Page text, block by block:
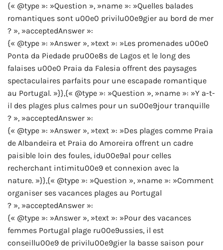
{« @type »: »Question », »name »: »Quelles balades
romantiques sont u00e0 privilu00e9gier au bord de mer
? », »acceptedAnswer »:
{« @type »: »Answer », »text »: »Les promenades u00e0
Ponta da Piedade pru00e8s de Lagos et le long des
falaises u00e0 Praia da Falesia offrent des paysages
spectaculaires parfaits pour une escapade romantique
au Portugal. »}},{« @type »: »Question », »name »: »Y a-t-
il des plages plus calmes pour un su00e9jour tranquille
? », »acceptedAnswer »:
{« @type »: »Answer », »text »: »Des plages comme Praia
de Albandeira et Praia do Amoreira offrent un cadre
paisible loin des foules, idu00e9al pour celles
recherchant intimitu00e9 et connexion avec la
nature. »}},{« @type »: »Question », »name »: »Comment
organiser ses vacances plages au Portugal
? », »acceptedAnswer »:
{« @type »: »Answer », »text »: »Pour des vacances
femmes Portugal plage ru00e9ussies, il est
conseillu00e9 de privilu00e9gier la basse saison pour